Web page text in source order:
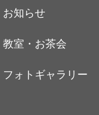
お知らせ
教室・お茶会
フォトギャラリー